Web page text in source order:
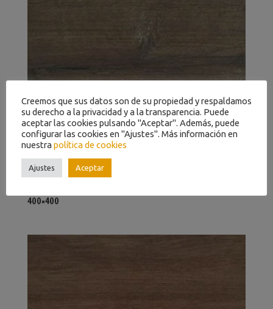
400×400
Creemos que sus datos son de su propiedad y respaldamos
su derecho a la privacidad y a la transparencia. Puede
aceptar las cookies pulsando "Aceptar". Además, puede
configurar las cookies en "Ajustes". Más información en
nuestra política de cookies
Ajustes Aceptar